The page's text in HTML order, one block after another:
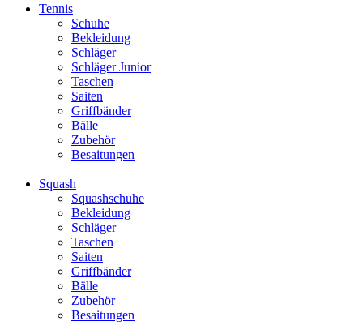
Tennis
Schuhe
Bekleidung
Schläger
Schläger Junior
Taschen
Saiten
Griffbänder
Bälle
Zubehör
Besaitungen
Squash
Squashschuhe
Bekleidung
Schläger
Taschen
Saiten
Griffbänder
Bälle
Zubehör
Besaitungen